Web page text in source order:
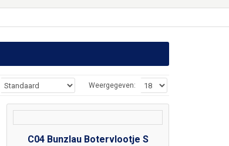
Weergegeven:
C04 Bunzlau Botervlootje S